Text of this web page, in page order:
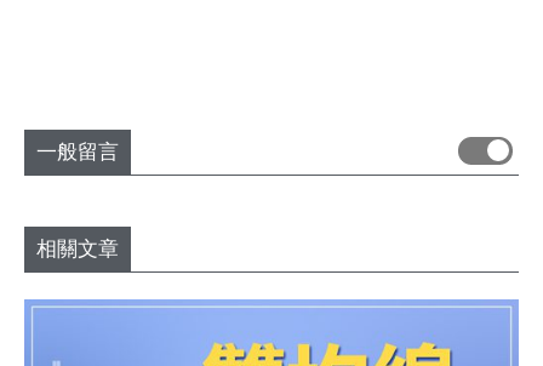
一般留言
相關文章